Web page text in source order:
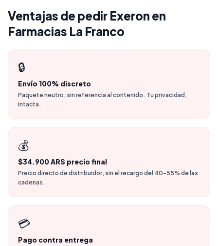
Ventajas de pedir Exeron en
Farmacias La Franco
🔒
Envío 100% discreto
Paquete neutro, sin referencia al contenido. Tu privacidad,
intacta.
💰
$34.900 ARS precio final
Precio directo de distribuidor, sin el recargo del 40-55% de las
cadenas.
💳
Pago contra entrega